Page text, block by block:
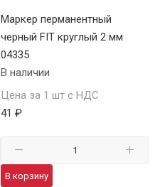
Маркер перманентный
черный FIT круглый 2 мм
04335
В наличии
Цена за 1 шт с НДС
41 ₽
В корзину